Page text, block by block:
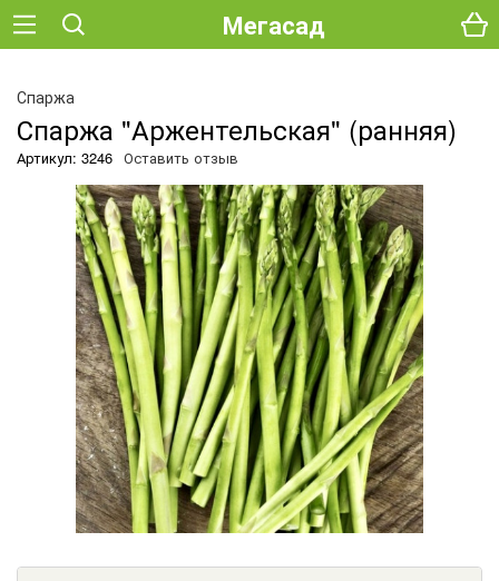
Мегасад
Спаржа
Спаржа "Аржентельская" (ранняя)
Артикул: 3246 Оставить отзыв